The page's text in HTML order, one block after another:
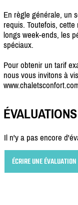
En règle générale, un
requis. Toutefois,
longs week-ends, les
spéciaux.
Pour obtenir un tarif
nous vous invitons à
ÉVALUATIONS
Il n'y a pas encore
ÉCRIRE UNE ÉVALUATION